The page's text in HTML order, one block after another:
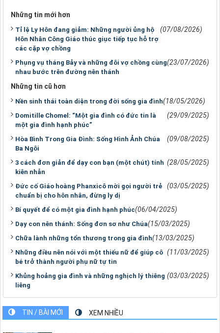
Những tin mới hơn
Tỉ lệ Ly Hôn đang giảm: Những người ủng hộ
Hôn Nhân Công Giáo thúc giục tiếp tục hỗ trợ
các cặp vợ chồng
(07/08/2026)
Phụng vụ tháng Bảy và những đôi vợ chồng cùng
nhau bước trên đường nên thánh
(23/07/2026)
Những tin cũ hơn
Nền sinh thái toàn diện trong đời sống gia đình(18/05/2026)
Domitille Chomel: “Một gia đình có đức tin là
một gia đình hạnh phúc”
(29/09/2025)
Hòa Bình Trong Gia Đình: Sống Hình Ảnh Chúa
Ba Ngôi
(09/08/2025)
3 cách đơn giản để dạy con bạn (một chút) tính
kiên nhẫn
(28/05/2025)
Đức cố Giáo hoàng Phanxicô mời gọi người trẻ
chuẩn bị cho hôn nhân, đừng ly dị
(03/05/2025)
Bí quyết để có một gia đình hạnh phúc(06/04/2025)
Dạy con nên thánh: Sống đơn sơ như Chúa(15/03/2025)
Chữa lành những tổn thương trong gia đình(13/03/2025)
Những điều nên nói với một thiếu nữ để giúp cô
bé trở thành người phụ nữ tự tin
(11/03/2025)
Khủng hoảng gia đình và những nghịch lý thiêng
liêng
(03/03/2025)
TIN / BÀI MỚI XEM NHIỀU